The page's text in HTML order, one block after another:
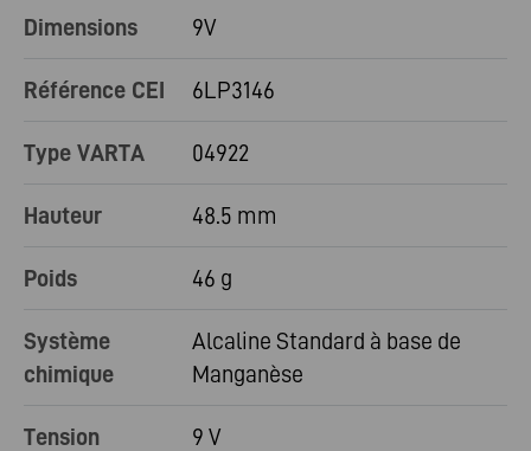
Dimensions 9V
Référence CEI 6LP3146
Type VARTA 04922
Hauteur 48.5 mm
Poids 46 g
Système
chimique
Alcaline Standard à base de
Manganèse
Tension 9 V